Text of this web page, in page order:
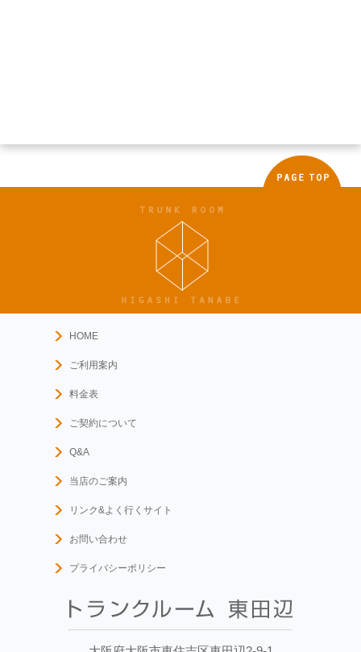
リンク&よく行くサイト
お問い合わせ
プライバシーポリシー
ご利用案内
料金表
ご契約について
Q&A
当店のご案内
HOME